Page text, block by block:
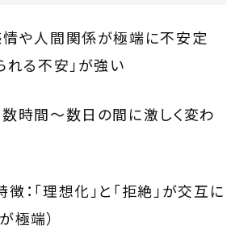
情や人間関係が極端に不安定
れる不安」が強い
時間〜数日の間に激しく変わ
：「理想化」と「拒絶」が交互に
極端）